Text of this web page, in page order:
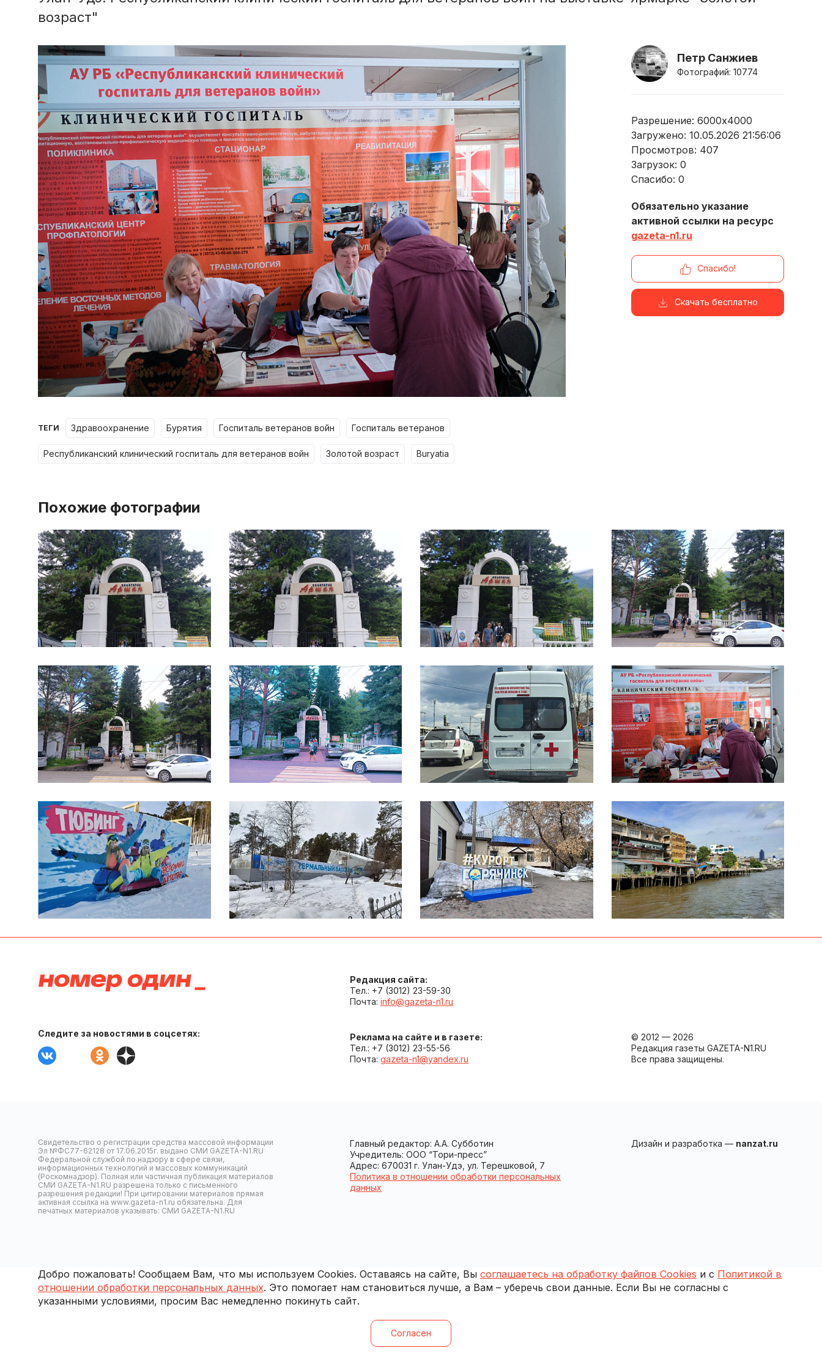
возраст"
ТЕГИ здравоохранение бурятия госпиталь ветеранов войн госпиталь ветеранов
республиканский клинический госпиталь для ветеранов войн золотой возраст buryatia
Петр Санжиев
Фотографий: 10774
Разрешение: 6000x4000
Загружено: 10.05.2026 21:56:06
Просмотров: 407
Загрузок: 0
Спасибо: 0
Обязательно указание
активной ссылки на ресурс
gazeta-n1.ru
Спасибо!
Скачать бесплатно
Похожие фотографии
Следите за новостями в соцсетях:
Редакция сайта:
Тел.: +7 (3012) 23-59-30
Почта: info@gazeta-n1.ru
Реклама на сайте и в газете:
Тел.: +7 (3012) 23-55-56
Почта: gazeta-n1@yandex.ru
© 2012 — 2026
Редакция газеты GAZETA-N1.RU
Все права защищены.
Свидетельство о регистрации средства массовой информации
Эл №ФС77-62128 от 17.06.2015г. выдано СМИ GAZETA-N1.RU
Федеральной службой по надзору в сфере связи,
информационных технологий и массовых коммуникаций
(Роскомнадзор). Полная или частичная публикация материалов
СМИ GAZETA-N1.RU разрешена только с письменного
разрешения редакции! При цитировании материалов прямая
активная ссылка на www.gazeta-n1.ru обязательна. Для
печатных материалов указывать: СМИ GAZETA-N1.RU
Главный редактор: А.А. Субботин
Учредитель: ООО “Тори-пресс”
Адрес: 670031 г. Улан-Удэ, ул. Терешковой, 7
Политика в отношении обработки персональных
данных
Дизайн и разработка — nanzat.ru
Добро пожаловать! Сообщаем Вам, что мы используем Cookies. Оставаясь на сайте, Вы соглашаетесь на обработку файлов Cookies и с Политикой в
отношении обработки персональных данных. Это помогает нам становиться лучше, а Вам – уберечь свои данные. Если Вы не согласны с
указанными условиями, просим Вас немедленно покинуть сайт.
Согласен